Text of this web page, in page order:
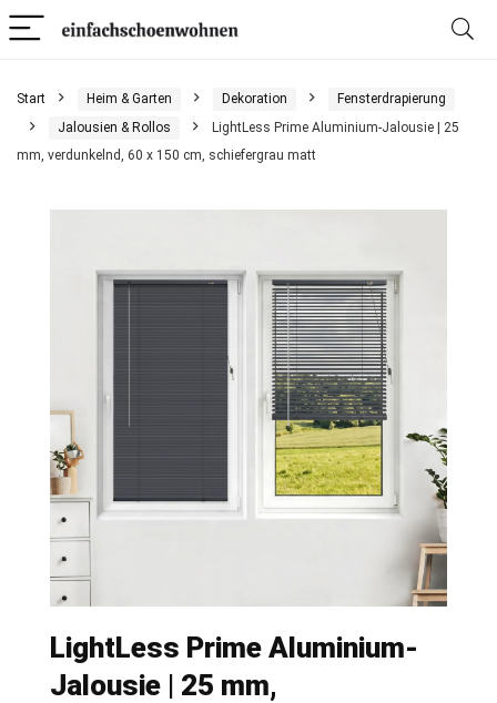
Start Heim & Garten Dekoration
Fensterdrapierung
Jalousien & Rollos
LightLess Prime Aluminium-Jalousie | 25
mm, verdunkelnd, 60 x 150 cm, schiefergrau matt
LightLess Prime Aluminium-
Jalousie | 25 mm,